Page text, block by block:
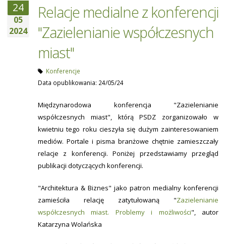
24
05
2024
Relacje medialne z konferencji
"Zazielenianie współczesnych
miast"
Konferencje
Data opublikowania: 24/05/24
Międzynarodowa konferencja "Zazielenianie
współczesnych miast", którą PSDZ zorganizowało w
kwietniu tego roku cieszyła się dużym zainteresowaniem
mediów. Portale i pisma branżowe chętnie zamieszczały
relacje z konferencji. Poniżej przedstawiamy przegląd
publikacji dotyczących konferencji.
"Architektura & Biznes" jako patron medialny konferencji
zamieściła relację zatytułowaną "Zazielenianie
współczesnych miast. Problemy i możliwości", autor
Katarzyna Wolańska